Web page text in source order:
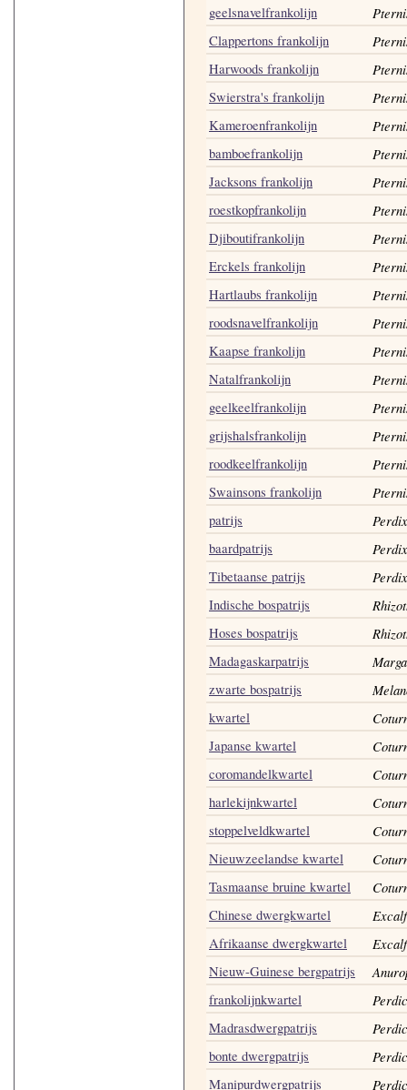
geelsnavelfrankolijn
Clappertons frankolijn
Harwoods frankolijn
Swierstra's frankolijn
Kameroenfrankolijn
bamboefrankolijn
Jacksons frankolijn
roestkopfrankolijn
Djiboutifrankolijn
Erckels frankolijn
Hartlaubs frankolijn
roodsnavelfrankolijn
Kaapse frankolijn
Natalfrankolijn
geelkeelfrankolijn
grijshalsfrankolijn
roodkeelfrankolijn
Swainsons frankolijn
patrijs
baardpatrijs
Tibetaanse patrijs
Indische bospatrijs
Hoses bospatrijs
Madagaskarpatrijs
zwarte bospatrijs
kwartel
Japanse kwartel
coromandelkwartel
harlekijnkwartel
stoppelveldkwartel
Nieuwzeelandse kwartel
Tasmaanse bruine kwartel
Chinese dwergkwartel
Afrikaanse dwergkwartel
Nieuw-Guinese bergpatrijs
frankolijnkwartel
Madrasdwergpatrijs
bonte dwergpatrijs
Manipurdwergpatrijs